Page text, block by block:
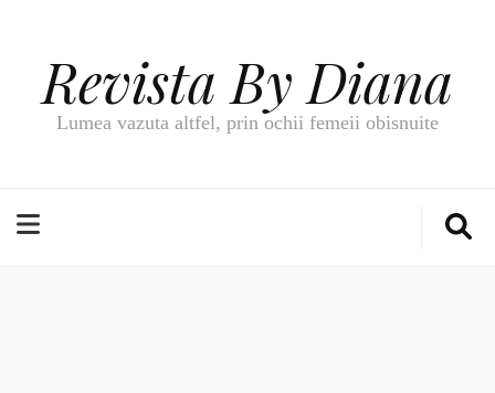
Revista By Diana
Lumea vazuta altfel, prin ochii femeii obisnuite